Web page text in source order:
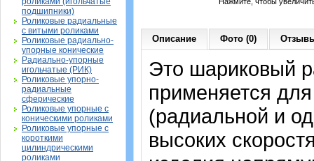
подшипники)
Роликовые радиальные
с витыми роликами
Роликовые радиально-
упорные конические
Радиально-упорные
игольчатые (РИК)
Роликовые упорно-
радиальные
сферические
Роликовые упорные с
коническими роликами
Роликовые упорные с
короткими
цилиндрическими
роликами
Описание Фото (0)
Это шариковый
применяется
(радиальной и
высоких